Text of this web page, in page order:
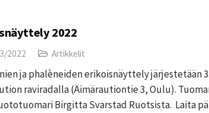
2022
2022 Artikkelit
ja phalèneiden erikoisnäyttely järjestetään
raviradalla (Äimärautiontie 3, Oulu).
Birgitta Svarstad Ruotsista. Laita